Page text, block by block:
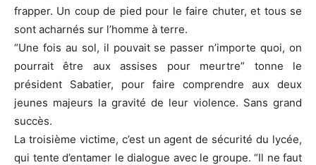
frapper. Un coup de pied pour le faire chuter, et tous se
sont acharnés sur l’homme à terre.
“Une fois au sol, il pouvait se passer n’importe quoi, on
pourrait être aux assises pour meurtre” tonne le
président Sabatier, pour faire comprendre aux deux
jeunes majeurs la gravité de leur violence. Sans grand
succès.
La troisième victime, c’est un agent de sécurité du lycée,
qui tente d’entamer le dialogue avec le groupe. “Il ne faut